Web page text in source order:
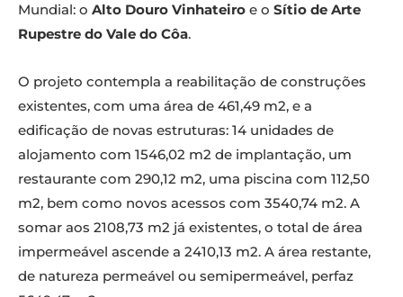
Mundial: o Alto Douro Vinhateiro e o Sítio de Arte
Rupestre do Vale do Côa.
O projeto contempla a reabilitação de construções
existentes, com uma área de 461,49 m2, e a
edificação de novas estruturas: 14 unidades de
alojamento com 1546,02 m2 de implantação, um
restaurante com 290,12 m2, uma piscina com 112,50
m2, bem como novos acessos com 3540,74 m2. A
somar aos 2108,73 m2 já existentes, o total de área
impermeável ascende a 2410,13 m2. A área restante,
de natureza permeável ou semipermeável, perfaz